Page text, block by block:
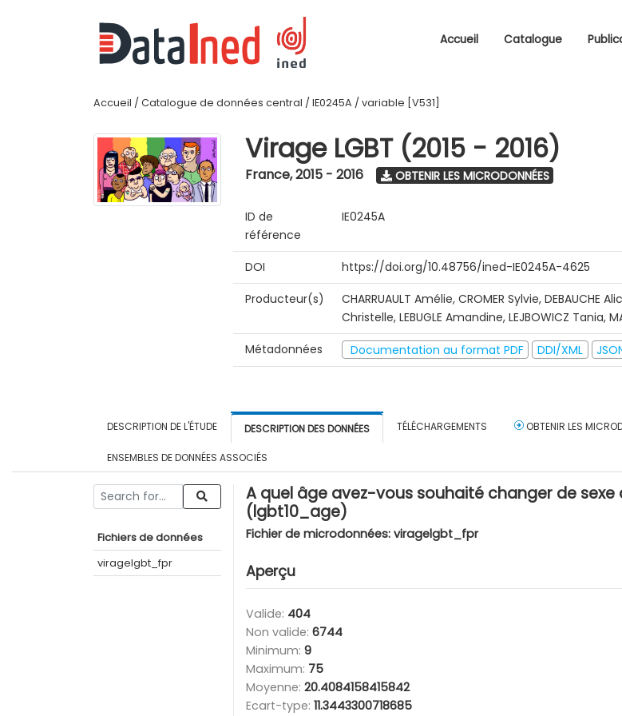
Accueil Catalogue
Accueil / Catalogue de données central / IE0245A / variable [V531]
Virage LGBT (2015 - 2016)
France,2015 - 2016 OBTENIR LES MICRODONNÉES
ID de
référence
IE0245A
DOI
https://doi.org/10.48756/ined-IE0245A-4625
Producteur(s)
CHARRUAULT Amélie, CROMER Sylvie, DEBAUCHE
Christelle, LEBUGLE Amandine, LEJBOWICZ Tania,
Métadonnées
Documentation au format PDF DDI/XML
DESCRIPTION DE L'ÉTUDE DESCRIPTION DES DONNÉES TÉLÉCHARGEMENTS OBTENIR LES
ENSEMBLES DE DONNÉES ASSOCIÉS
Fichiers de données
viragelgbt_fpr
A quel âge avez-vous souhaité changer de
(lgbt10_age)
Fichier de microdonnées: viragelgbt_fpr
Aperçu
Valide: 404
Non valide: 6744
Minimum: 9
Maximum: 75
Moyenne: 20.4084158415842
Ecart-type: 11.3443300718685